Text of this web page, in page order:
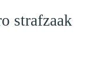
strafzaak